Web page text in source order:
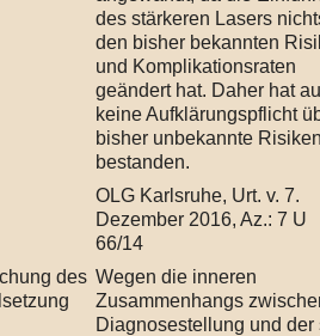
des stärkeren Lasers
den bisher bekannten
und Komplikationsraten
geändert hat. Daher hat
keine Aufklärungspflicht
bisher unbekannte
bestanden.
OLG Karlsruhe, Urt. v. 7.
Dezember 2016, Az.: 7 U
66/14
des Wegen die inneren
Zusammenhangs
Diagnosestellung und der